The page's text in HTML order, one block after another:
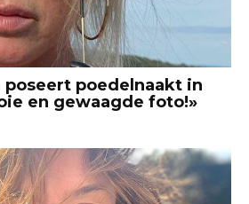
poseert poedelnaakt in
en gewaagde foto!»